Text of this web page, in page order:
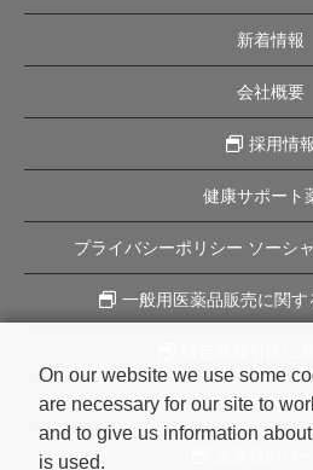
新着情報
会社概要
採用情
健康サポート
プライバシーポリシー ソーシ
一般用医薬品販売に関
企業理
On our website we use some
are necessary for our site to
and to give us information
is used.